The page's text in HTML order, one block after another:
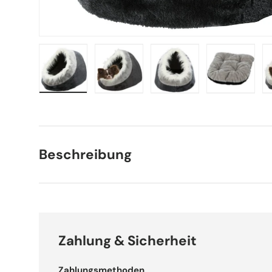
Beschreibung
Zahlung & Sicherheit